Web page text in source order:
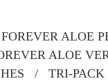
ALOE
ALOE
/ TRI-